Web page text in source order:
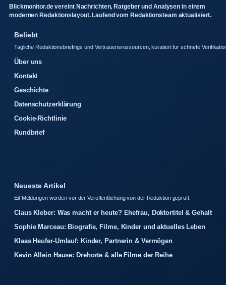
Blickmonitor.de vereint Nachrichten, Ratgeber und Analysen in einem
modernen Redaktionslayout. Laufend vom Redaktionsteam aktualisiert.
Beliebt
Tagliche Redaktionsbriefings und Vertrauensressourcen, kuratiert fur schnelle
Über uns
Kontakt
Geschichte
Datenschutzerklärung
Cookie-Richtlinie
Rundbrief
Neueste Artikel
Eil-Meldungen werden vor der Veroffentlichung von der Redaktion gepruft.
Claus Kleber: Was macht er heute? Ehefrau, Doktortitel & Gehalt
Sophie Marceau: Biografie, Filme, Kinder und aktuelles Leben
Klaas Heufer-Umlauf: Kinder, Partnerin & Vermögen
Kevin Allein Hause: Drehorte & alle Filme der Reihe